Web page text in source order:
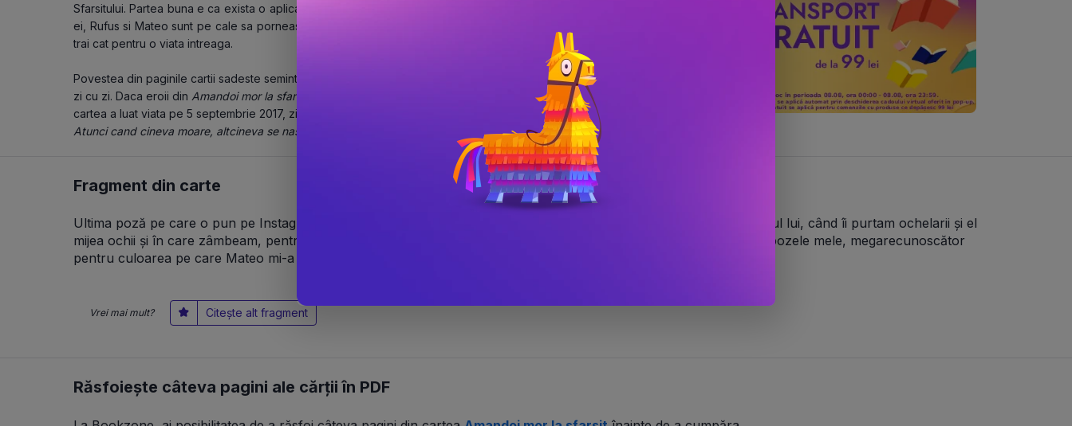
Sfarsitului. Partea buna e ca exista o aplicatie special pentru asta: Ultimul Prieten. Prin intermediul
ei, Rufus si Mateo sunt pe cale sa porneasca intr-o ultima aventura - in cea din urma zi a lor, vor
trai cat pentru o viata intreaga.
Povestea din paginile cartii sadeste seminte in realitatea emotionala a cititorului, dar si in viata de
zi cu zi. Daca eroii din Amandoi mor la sfarsit
au aleasa ca ultima zi data de 5 septembrie, ei bine,
cartea a luat viata pe 5 septembrie 2017, ziua in care a fost publicata. Caci viata este ciclica, nu?
Atunci cand cineva moare, altcineva se naste!
Fragment din carte
Ultima poză pe care o pun pe Instagram e cu mine și cu Ultimul meu Prieten. E cea pe care am făcut-o în dormitorul lui, când îi purtam ochelarii și el
mijea ochii și în care zâmbeam, pentru că am câștigat niște momente de fericire înainte să-l pierd. Mă uit prin toate pozele mele, megarecunoscător
pentru culoarea pe care Mateo mi-a adus-o în Ziua Sfârșitului.
Vrei mai mult? Citește alt fragment
Răsfoiește câteva pagini ale cărții în PDF